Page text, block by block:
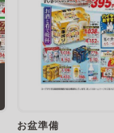
お盆準備